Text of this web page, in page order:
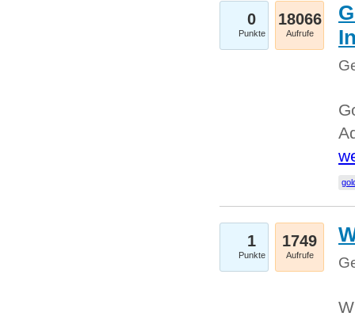
0
Punkte
18066
Aufrufe
1
Punkte
1749
Aufrufe